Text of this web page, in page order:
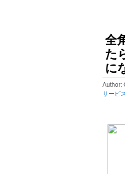
全
た
に
Author:
サービス